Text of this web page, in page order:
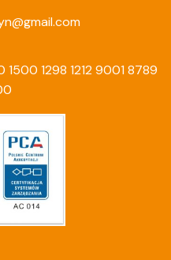
1298 1212 9001 8789